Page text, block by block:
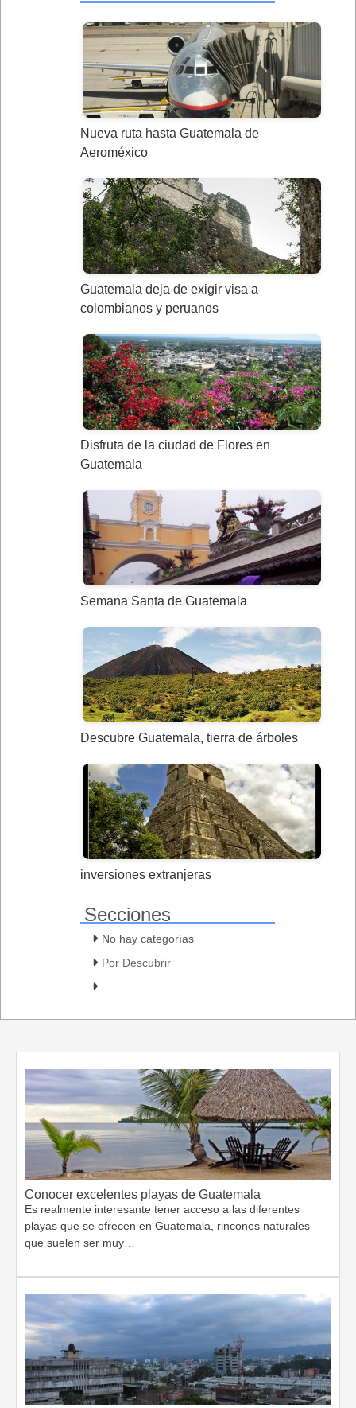
Nueva ruta hasta Guatemala de
Aeroméxico
Guatemala deja de exigir visa a
colombianos y peruanos
Disfruta de la ciudad de Flores en
Guatemala
Semana Santa de Guatemala
Descubre Guatemala, tierra de árboles
inversiones extranjeras
Secciones
No hay categorías
Por Descubrir
Conocer excelentes playas de Guatemala
Es realmente interesante tener acceso a las diferentes
playas que se ofrecen en Guatemala, rincones naturales
que suelen ser muy…